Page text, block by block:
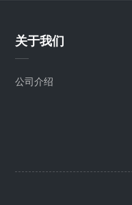
关于我们
公司介绍